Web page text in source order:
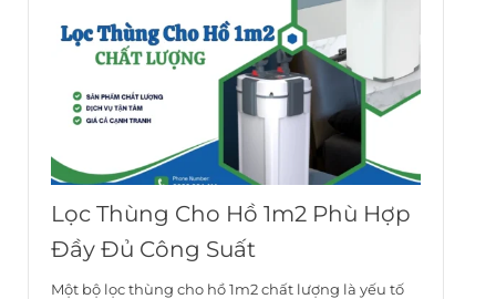
Lọc Thùng Cho Hồ 1m2 Phù Hợp
Đầy Đủ Công Suất
Một bộ lọc thùng cho hồ 1m2 chất lượng là yếu tố